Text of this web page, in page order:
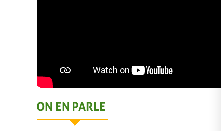
ON EN PARLE